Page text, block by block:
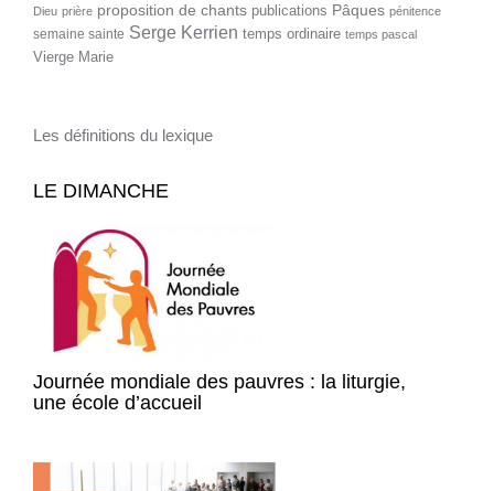
Dieu prière proposition de chants publications Pâques pénitence
semaine sainte Serge Kerrien temps ordinaire temps pascal
Vierge Marie
Les définitions du lexique
LE DIMANCHE
Journée mondiale des pauvres : la liturgie,
une école d’accueil